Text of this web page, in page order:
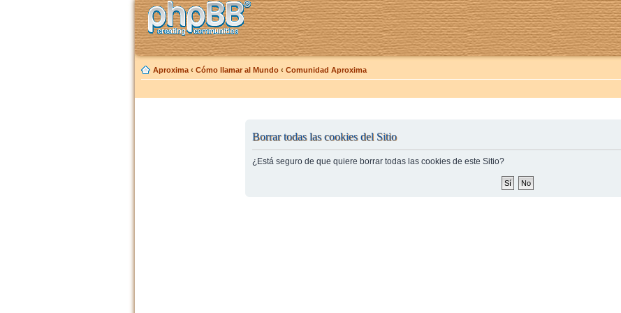
Aproxima ‹ Cómo llamar al Mundo ‹ Comunidad Aproxima
Borrar todas las cookies del Sitio
¿Está seguro de que quiere borrar todas las cookies de este Sitio?